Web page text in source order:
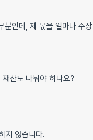
분인데, 제 몫을 얼마나 주장
산도 나눠야 하나요?
지 않습니다.